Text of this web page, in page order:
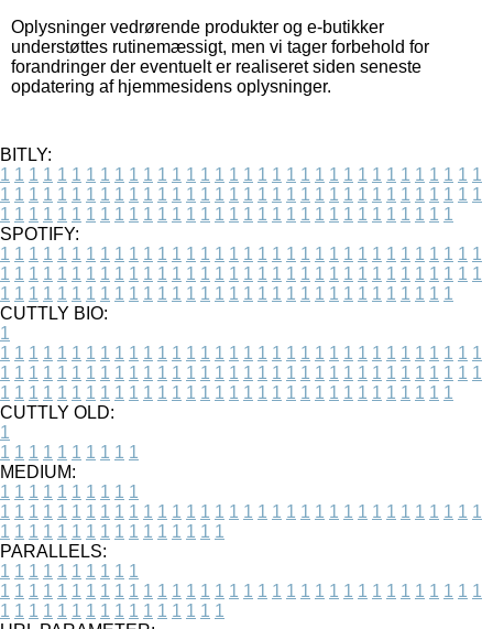
Oplysninger vedrørende produkter og e-butikker
understøttes rutinemæssigt, men vi tager forbehold for
forandringer der eventuelt er realiseret siden seneste
opdatering af hjemmesidens oplysninger.
BITLY:
1 1 1 1 1 1 1 1 1 1 1 1 1 1 1 1 1 1 1 1 1 1 1 1 1 1 1 1 1 1 1 1 1 1
1 1 1 1 1 1 1 1 1 1 1 1 1 1 1 1 1 1 1 1 1 1 1 1 1 1 1 1 1 1 1 1 1 1
1 1 1 1 1 1 1 1 1 1 1 1 1 1 1 1 1 1 1 1 1 1 1 1 1 1 1 1 1 1 1 1
SPOTIFY:
1 1 1 1 1 1 1 1 1 1 1 1 1 1 1 1 1 1 1 1 1 1 1 1 1 1 1 1 1 1 1 1 1 1
1 1 1 1 1 1 1 1 1 1 1 1 1 1 1 1 1 1 1 1 1 1 1 1 1 1 1 1 1 1 1 1 1 1
1 1 1 1 1 1 1 1 1 1 1 1 1 1 1 1 1 1 1 1 1 1 1 1 1 1 1 1 1 1 1 1
CUTTLY BIO:
1
1 1 1 1 1 1 1 1 1 1 1 1 1 1 1 1 1 1 1 1 1 1 1 1 1 1 1 1 1 1 1 1 1 1
1 1 1 1 1 1 1 1 1 1 1 1 1 1 1 1 1 1 1 1 1 1 1 1 1 1 1 1 1 1 1 1 1 1
1 1 1 1 1 1 1 1 1 1 1 1 1 1 1 1 1 1 1 1 1 1 1 1 1 1 1 1 1 1 1 1
CUTTLY OLD:
1
1 1 1 1 1 1 1 1 1 1
MEDIUM:
1 1 1 1 1 1 1 1 1 1
1 1 1 1 1 1 1 1 1 1 1 1 1 1 1 1 1 1 1 1 1 1 1 1 1 1 1 1 1 1 1 1 1 1
1 1 1 1 1 1 1 1 1 1 1 1 1 1 1 1
PARALLELS:
1 1 1 1 1 1 1 1 1 1
1 1 1 1 1 1 1 1 1 1 1 1 1 1 1 1 1 1 1 1 1 1 1 1 1 1 1 1 1 1 1 1 1 1
1 1 1 1 1 1 1 1 1 1 1 1 1 1 1 1